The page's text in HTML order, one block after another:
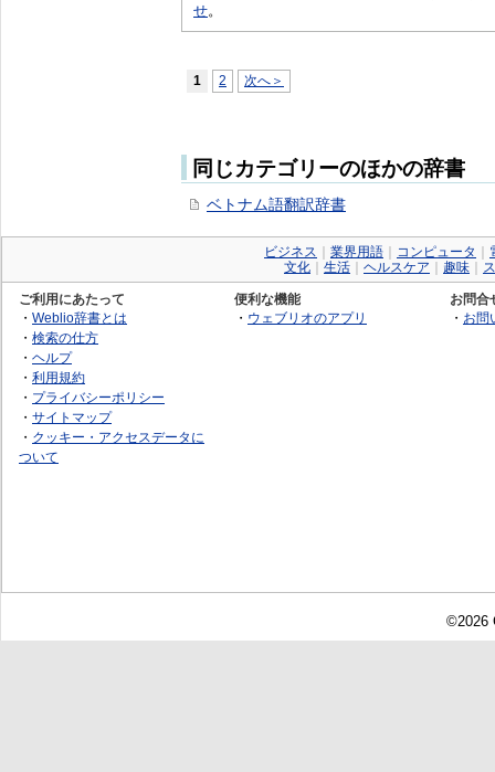
せ。
1 2 次へ＞
同じカテゴリーのほかの辞書
ベトナム語翻訳辞書
ビジネス 業界用語 コンピュータ
文化
生活 ヘルスケア 趣味
ご利用にあたって
・ Weblio辞書とは
・ 検索の仕方
・ ヘルプ
・ 利用規約
・ プライバシーポリシー
・ サイトマップ
・ クッキー・アクセスデータに
ついて
便利な機能
・ ウェブリオのアプリ
お問合
・ お問
©2026